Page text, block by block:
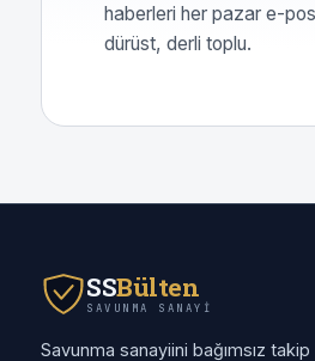
haberleri her pazar e-
dürüst, derli toplu.
SSBülten
SAVUNMA SANAYI
Savunma sanayiini bağımsız